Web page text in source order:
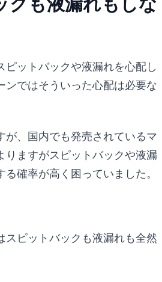
ピットバックや液漏れを心配し
ンではそういった心配は必要な
が、国内でも発売されているマ
りますがスピットバックや液漏
確率が高く困っていました。
スピットバックも液漏れも全然